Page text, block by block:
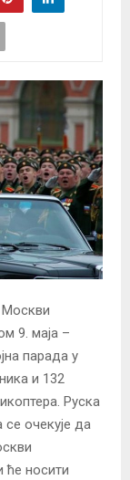
Москви
9. маја –
парада у
и 132
Руска
се очекује да
ће носити